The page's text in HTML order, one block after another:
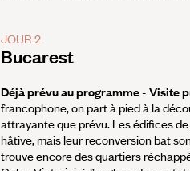
JOUR 2
Bucarest
Déjà prévu au programme- Visite
francophone, on part à pied à la
attrayante que prévu. Les édifices
hâtive, mais leur reconversion bat
trouve encore des quartiers